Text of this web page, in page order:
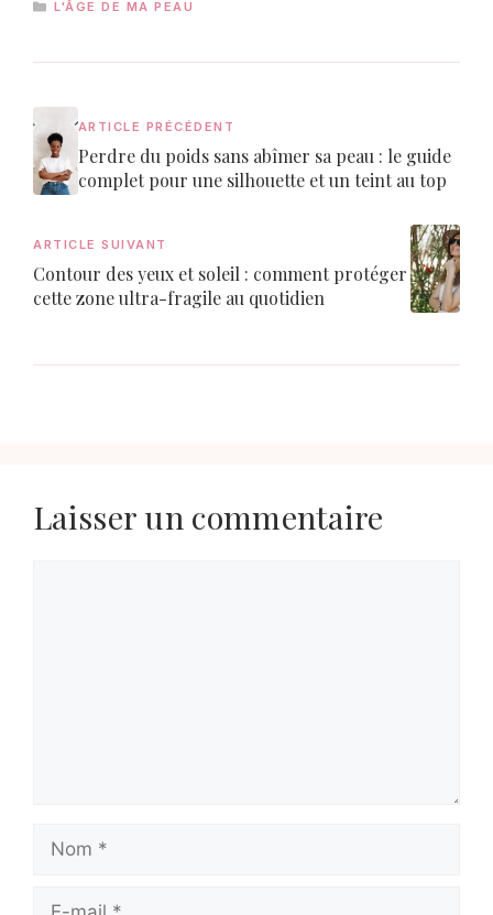
CATÉGORIES
L'ÂGE DE MA PEAU
ARTICLE PRÉCÉDENT
Perdre du poids sans abîmer sa peau : le guide
complet pour une silhouette et un teint au top
ARTICLE SUIVANT
Contour des yeux et soleil : comment protéger
cette zone ultra-fragile au quotidien
Laisser un commentaire
Nom